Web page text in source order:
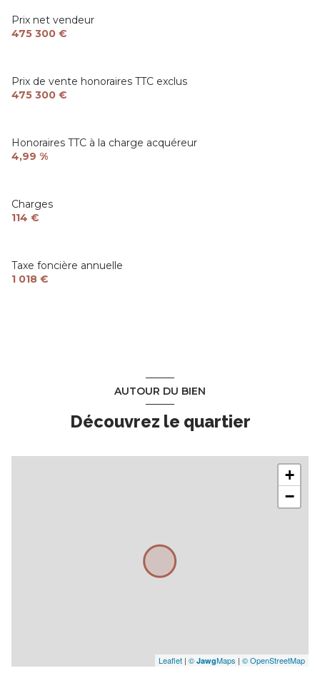
Prix net vendeur
475 300 €
Prix de vente honoraires TTC exclus
475 300 €
Honoraires TTC à la charge acquéreur
4,99 %
Charges
114 €
Taxe foncière annuelle
1 018 €
AUTOUR DU BIEN
Découvrez le quartier
+
−
Leaflet | © JawgMaps | © OpenStreetMap